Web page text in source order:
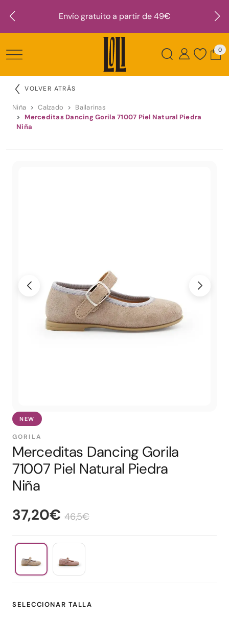
Envío gratuito a partir de 49€
0
VOLVER ATRÁS
Niña Calzado
Bailarinas
Merceditas Dancing Gorila 71007 Piel Natural Piedra
Niña
NEW
GORILA
Merceditas Dancing Gorila
71007 Piel Natural Piedra
Niña
37,20€ 46,5€
SELECCIONAR TALLA